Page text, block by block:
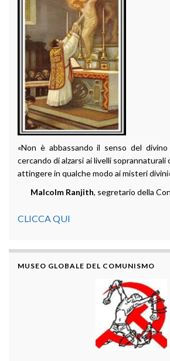
«Non è abbassando il senso del
cercando di alzarsi ai livelli soprannaturali
attingere in qualche modo ai misteri
Malcolm Ranjith, segretario della
CLICCA QUI
MUSEO GLOBALE DEL COMUNISMO